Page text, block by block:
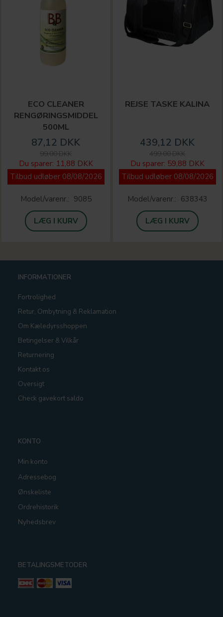
ECO CLEANER
RENGØRINGSMIDDEL
500ML
87,12 DKK
99,00 DKK
Du sparer: 11,88 DKK
Tilbud udløber 08/08/2026
Model/varenr.: 9085
LÆG I KURV
REJSE TASKE KALINA
439,12 DKK
499,00 DKK
Du sparer: 59,88 DKK
Tilbud udløber 08/08/2026
Model/varenr.: 638343
LÆG I KURV
INFORMATIONER
Fortrolighed
Retur, Ombytning & Reklamation
Om Kæledyrsshoppen
Betingelser & Vilkår
Returnering
Kontakt os
Oversigt
Check gavekort saldo
KONTO
Min konto
Adressebog
Ønskeliste
Ordrehistorik
Nyhedsbrev
BETALINGSMETODER